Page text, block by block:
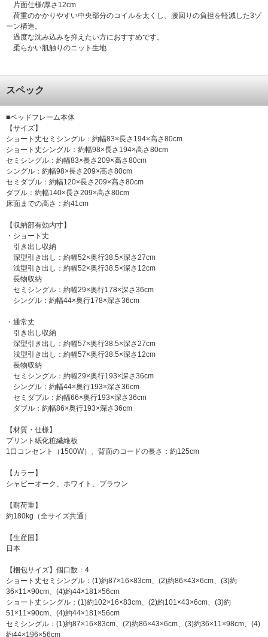
片面仕様/厚さ12cm
荷重のかかりやすい中央部分のコイルを太くし、腰回りの負担を軽減した3ゾ
ーン構造。
過度な沈み込みを抑えたい方におすすめです。
柔らかい肌触りのニット生地
スペック
■ベッドフレーム本体
【サイズ】
ショート丈セミシングル：約幅83×長さ194×高さ80cm
ショート丈シングル：約幅98×長さ194×高さ80cm
セミシングル：約幅83×長さ209×高さ80cm
シングル：約幅98×長さ209×高さ80cm
セミダブル：約幅120×長さ209×高さ80cm
ダブル：約幅140×長さ209×高さ80cm
床面までの高さ：約41cm
【収納部有効内寸】
・ショート丈
引き出し収納
深型引き出し：約幅52×奥行38.5×深さ27cm
浅型引き出し：約幅52×奥行38.5×深さ12cm
長物収納
セミシングル：約幅29×奥行178×深さ36cm
シングル：約幅44×奥行178×深さ36cm
・通常丈
引き出し収納
深型引き出し：約幅57×奥行38.5×深さ27cm
浅型引き出し：約幅57×奥行38.5×深さ12cm
長物収納
セミシングル：約幅29×奥行193×深さ36cm
シングル：約幅44×奥行193×深さ36cm
セミダブル：約幅66×奥行193×深さ36cm
ダブル：約幅86×奥行193×深さ36cm
【材質・仕様】
プリント紙化粧繊維板
1口コンセント（1500W）、背面のコードの長さ：約125cm
【カラー】
シャビーオーク、ホワイト、ブラウン
【耐荷重】
約180kg（全サイズ共通）
【生産国】
日本
【梱包サイズ】個口数：4
ショート丈セミシングル：(1)約87×16×83cm、(2)約86×43×6cm、(3)約
36×11×90cm、(4)約44×181×56cm
ショート丈シングル：(1)約102×16×83cm、(2)約101×43×6cm、(3)約
51×11×90cm、(4)約44×181×56cm
セミシングル：(1)約87×16×83cm、(2)約86×43×6cm、(3)約36×11×98cm、(4)
約44×196×56cm